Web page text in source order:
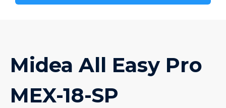
Midea All Easy Pro
MEX-18-SP